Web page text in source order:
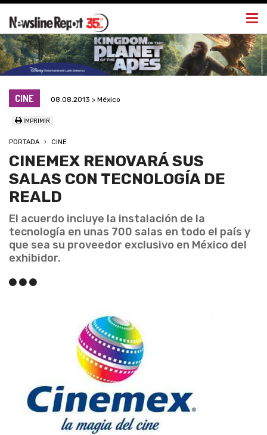
CINE 08.08.2013 > México
IMPRIMIR
PORTADA CINE
CINEMEX RENOVARÁ SUS
SALAS CON TECNOLOGÍA DE
REALD
El acuerdo incluye la instalación de la
tecnología en unas 700 salas en todo el país y
que sea su proveedor exclusivo en México del
exhibidor.